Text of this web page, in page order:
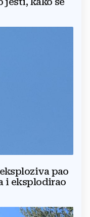
pao
i eksplodirao